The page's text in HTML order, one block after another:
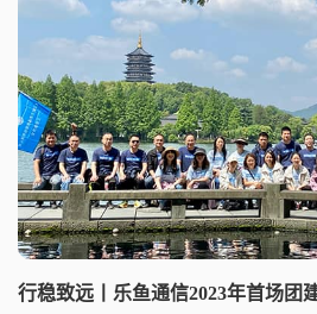
行稳致远丨乐鱼通信2023年首场团